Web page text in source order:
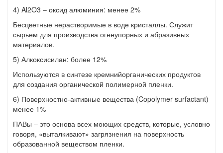
4) Al2O3 – оксид алюминия: менее 2%
Бесцветные нерастворимые в воде кристаллы. Служит
сырьем для производства огнеупорных и абразивных
материалов.
5) Алкоксисилан: более 12%
Используются в синтезе кремнийорганических продуктов
для создания органической полимерной пленки.
6) Поверхностно-активные вещества (Copolymer surfactant)
менее 1%
ПАВы – это основа всех моющих средств, которые, условно
говоря, «выталкивают» загрязнения на поверхность
образованной веществом пленки.